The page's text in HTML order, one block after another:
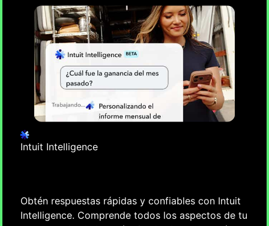
la precisión de los libros de contabilidad
mediante la clasificación de transacciones y
la detección de irregularidades, todo listo
para la revisión y aprobación.**
Más información
Intuit Intelligence
Obtén respuestas rápidas y confiables con Intuit
Intelligence. Comprende todos los aspectos de tu